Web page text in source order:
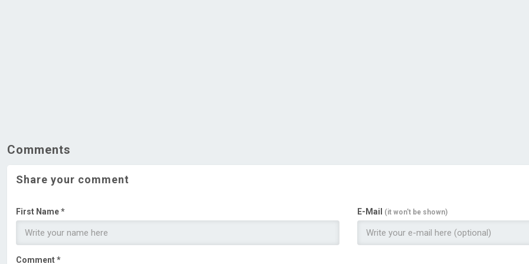
Comments
Share your comment
First Name * E-Mail (it won't be shown)
Comment *